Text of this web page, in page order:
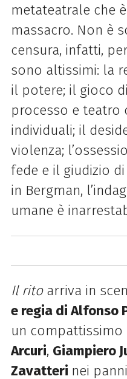
metateatrale che
massacro. Non è
censura, infatti,
sono altissimi: la
il potere; il gioco
processo e
individuali; il
violenza;
fede e il giudizio
in Bergman,
umane è
Il rito arriva in
e regia di Alfonso
un
Arcuri, Giampiero
Zavatteri nei